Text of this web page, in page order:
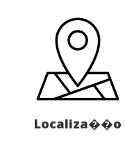
Localiza��o